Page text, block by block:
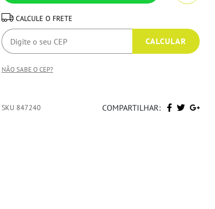
CALCULE O FRETE
NÃO SABE O CEP?
SKU 847240 COMPARTILHAR: